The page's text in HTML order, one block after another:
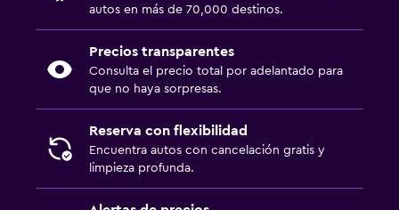
autos en más de 70,000 destinos.
Precios transparentes
Consulta el precio total por adelantado para
que no haya sorpresas.
Reserva con flexibilidad
Encuentra autos con cancelación gratis y
limpieza profunda.